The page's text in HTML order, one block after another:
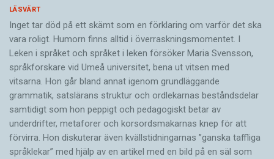
LÄSVÄRT
Inget tar död på ett skämt som en förklaring om varför det ska
vara roligt. Humorn finns alltid i överrask­ningsmomentet. I
Leken i språket och språket i leken för­söker Maria Svensson,
språkforskare vid Umeå universitet, bena ut vitsen med
vitsarna. Hon går bland annat igenom grundläggande
grammatik, satslärans struktur och ord­lekarnas beståndsdelar
samtidigt som hon peppigt och pedagogiskt betar av
underdrifter, meta­forer och korsords­makarnas knep för att
förvirra. Hon diskuterar även ­kvällstidningarnas ”ganska taffliga
språklekar” med hjälp av en artikel med en bild på en säl som